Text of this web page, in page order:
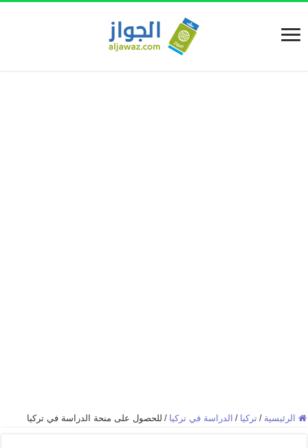
الرئيسية / تركيا / الدراسة في تركيا / للحصول على منحة الدراسة في تركيا